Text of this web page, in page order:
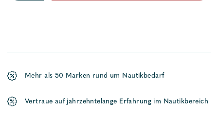
Mehr als 50 Marken rund um Nautikbedarf
Vertraue auf jahrzehntelange Erfahrung im Nautikbereich